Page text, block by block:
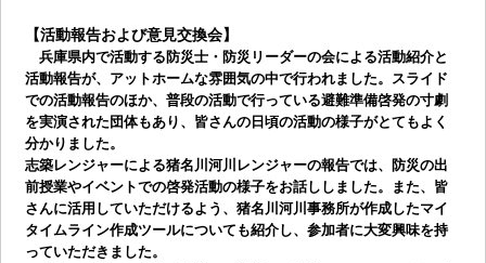
【活動報告および意見交換会】
兵庫県内で活動する防災士・防災リーダーの会による活動紹介と
活動報告が、アットホームな雰囲気の中で行われました。スライド
での活動報告のほか、普段の活動で行っている避難準備啓発の寸劇
を実演された団体もあり、皆さんの日頃の活動の様子がとてもよく
分かりました。
志築レンジャーによる猪名川河川レンジャーの報告では、防災の出
前授業やイベントでの啓発活動の様子をお話ししました。また、皆
さんに活用していただけるよう、猪名川河川事務所が作成したマイ
タイムライン作成ツールについても紹介し、参加者に大変興味を持
っていただきました。